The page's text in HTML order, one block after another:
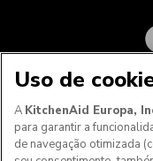
Uso de
A KitchenAid Europa,
para garantir a
de navegação otimizada